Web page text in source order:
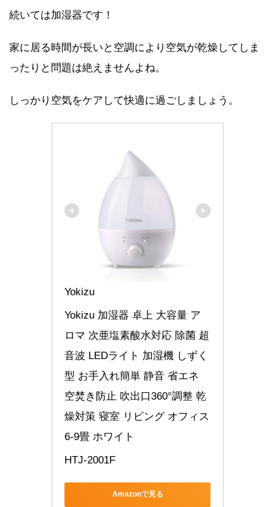
続いては加湿器です！
家に居る時間が長いと空調により空気が乾燥してしま
ったりと問題は絶えませんよね。
しっかり空気をケアして快適に過ごしましょう。
Yokizu
Yokizu 加湿器 卓上 大容量 ア
ロマ 次亜塩素酸水対応 除菌 超
音波 LEDライト 加湿機 しずく
型 お手入れ簡単 静音 省エネ
空焚き防止 吹出口360°調整 乾
燥対策 寝室 リビング オフィス
6-9畳 ホワイト
HTJ-2001F
Amazonで見る